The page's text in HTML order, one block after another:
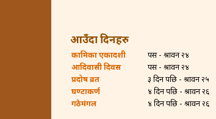
आउँदा दिनहरु
कामिका एकादशी
पर्सि - श्रावन २४
आदिवासी दिवस
पर्सि - श्रावन २४
प्रदोष व्रत
३ दिन पछि - श्रावन २५
घण्टाकर्ण
४ दिन पछि - श्रावन २६
गठेमंगल
४ दिन पछि - श्रावन २६